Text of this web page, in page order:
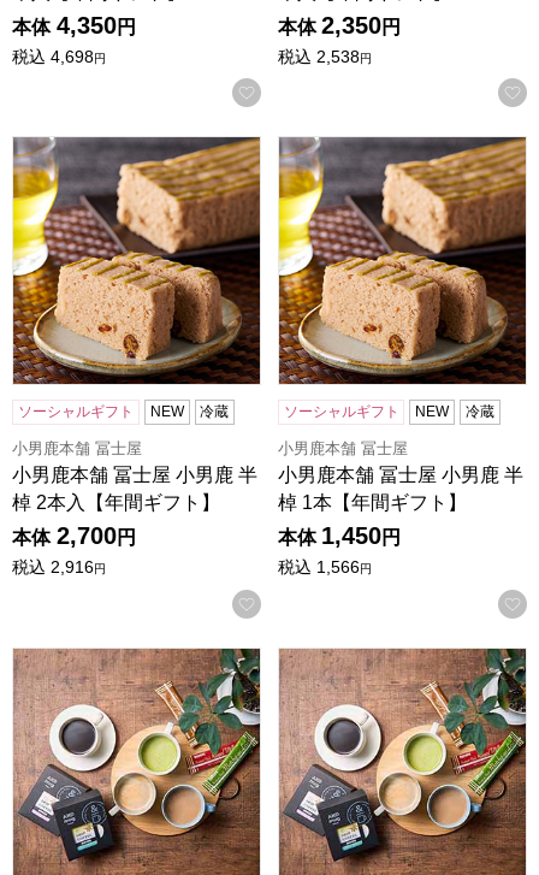
本体 4,350円
税込 4,698円
お気に入りに登録する
本体 2,350円
税込 2,538円
小男鹿本舗 冨士屋 小男鹿 半棹 2本入【年間ギフト】
ソーシャルギフト NEW 冷蔵
小男鹿本舗 冨士屋
小男鹿本舗 冨士屋 小男鹿 半
棹 2本入【年間ギフト】
本体 2,700円
税込 2,916円
お気に入りに登録する
小男鹿本舗 冨士屋 小男鹿 半
ソーシャルギフト NEW 冷蔵
小男鹿本舗 冨士屋
小男鹿本舗 冨士屋 小男鹿 半
棹 1本【年間ギフト】
本体 1,450円
税込 1,566円
ドトールコーヒー ドリップ＆インスタントミックスセット
ドトールコーヒー ドリップ